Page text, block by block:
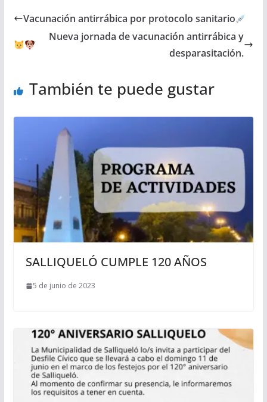
Vacunación antirrábica por protocolo sanitario
Nueva jornada de vacunación antirrábica y
desparasitación.
También te puede gustar
SALLIQUELÓ CUMPLE 120 AÑOS
5 de junio de 2023